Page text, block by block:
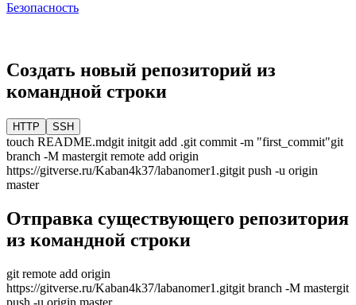
Безопасность
Создать новый репозиторий из
командной строки
HTTP SSH
touch README.mdgit initgit add .git commit -m "first_commit"git
branch -M mastergit remote add origin
https://gitverse.ru/Kaban4k37/labanomer1.gitgit push -u origin
master
Отправка существующего репозитория
из командной строки
git remote add origin
https://gitverse.ru/Kaban4k37/labanomer1.gitgit branch -M mastergit
push -u origin master